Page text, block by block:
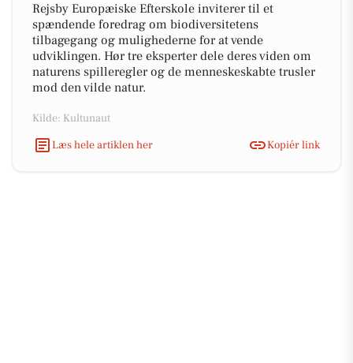
Rejsby Europæiske Efterskole inviterer til et
spændende foredrag om biodiversitetens
tilbagegang og mulighederne for at vende
udviklingen. Hør tre eksperter dele deres viden om
naturens spilleregler og de menneskeskabte trusler
mod den vilde natur.
Kilde: Kultunaut
Læs hele artiklen her
Kopiér link